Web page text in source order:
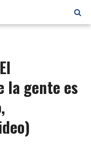
la gente es